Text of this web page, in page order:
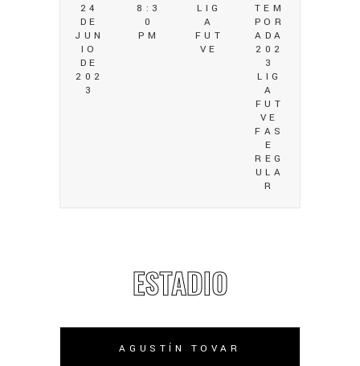
24
DE
JUN
IO
DE
202
3
8:3
0
PM
LIG
A
FUT
VE
TEM
POR
ADA
202
3
LIG
A
FUT
VE
FAS
E
REG
ULA
R
ESTADIO
AGUSTÍN TOVAR